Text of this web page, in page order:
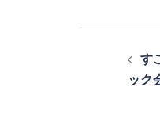
す
ック